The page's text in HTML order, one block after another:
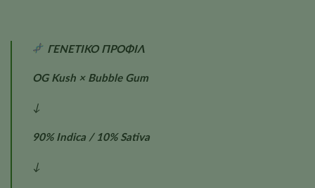
ΓΕΝΕΤΙΚΟ ΠΡΟΦΙΛ
OG Kush × Bubble Gum
↓
90% Indica / 10% Sativa
↓